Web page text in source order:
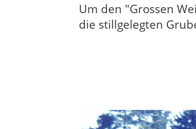
Um den "Grossen
die stillgelegten